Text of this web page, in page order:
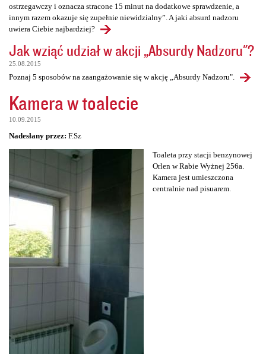
ostrzegawczy i oznacza stracone 15 minut na dodatkowe sprawdzenie, a
innym razem okazuje się zupełnie niewidzialny”. A jaki absurd nadzoru
uwiera Ciebie najbardziej?
Jak wziąć udział w akcji „Absurdy Nadzoru"?
25.08.2015
Poznaj 5 sposobów na zaangażowanie się w akcję „Absurdy Nadzoru".
Kamera w toalecie
10.09.2015
Nadesłany przez: F.Sz
Toaleta przy stacji benzynowej
Orlen w Rabie Wyżnej 256a.
Kamera jest umieszczona
centralnie nad pisuarem.